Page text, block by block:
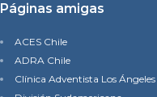
Páginas amigas
ACES Chile
ADRA Chile
Clínica Adventista Los Ángeles